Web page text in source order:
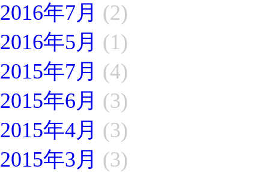
2016年7月 (2)
2016年5月 (1)
2015年7月 (4)
2015年6月 (3)
2015年4月 (3)
2015年3月 (3)